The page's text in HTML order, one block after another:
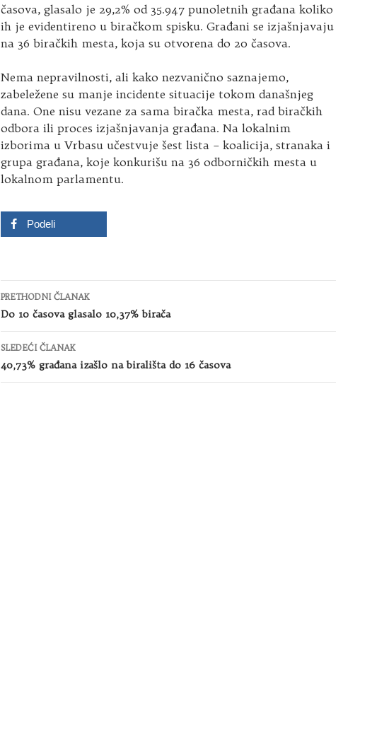
časova, glasalo je 29,2% od 35.947 punoletnih građana koliko
ih je evidentireno u biračkom spisku. Građani se izjašnjavaju
na 36 biračkih mesta, koja su otvorena do 20 časova.
Nema nepravilnosti, ali kako nezvanično saznajemo,
zabeležene su manje incidente situacije tokom današnjeg
dana. One nisu vezane za sama biračka mesta, rad biračkih
odbora ili proces izjašnjavanja građana. Na lokalnim
izborima u Vrbasu učestvuje šest lista – koalicija, stranaka i
grupa građana, koje konkurišu na 36 odborničkih mesta u
lokalnom parlamentu.
Podeli
Kretanje
članaka
PRETHODNI ČLANAK
Do 10 časova glasalo 10,37% birača
SLEDEĆI ČLANAK
40,73% građana izašlo na birališta do 16 časova